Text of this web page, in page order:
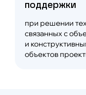
поддержки
при решении
связанных с
и
объектов